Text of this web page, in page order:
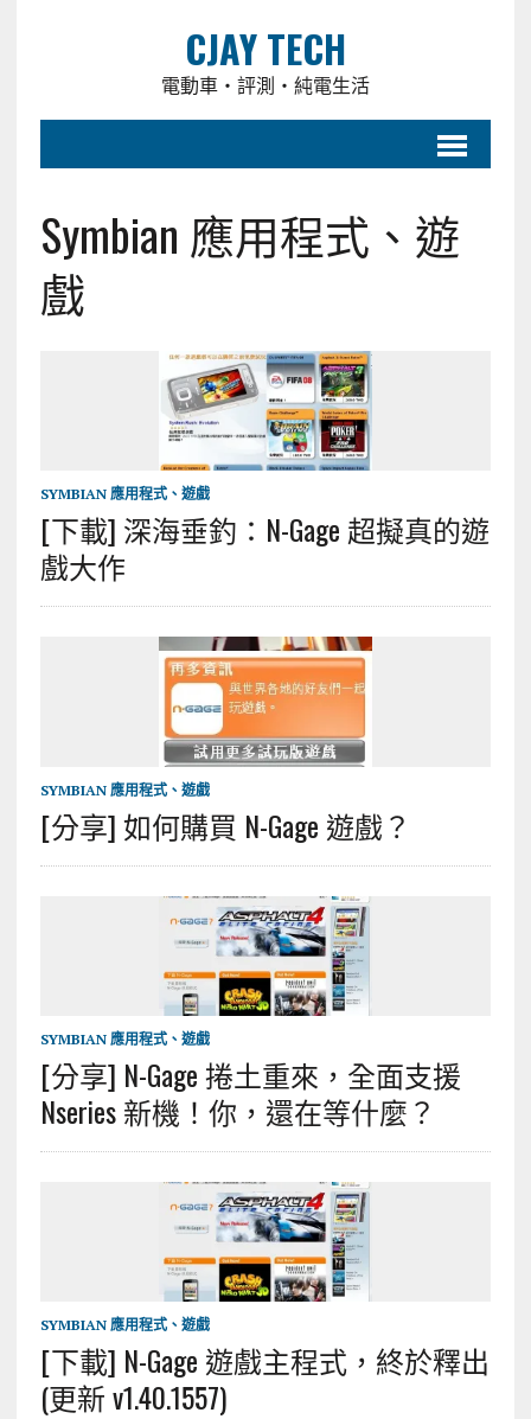
CJAY TECH
電動車・評測・純電生活
Symbian 應用程式、遊
戲
SYMBIAN 應用程式、遊戲
[下載] 深海垂釣：N-Gage 超擬真的遊
戲大作
SYMBIAN 應用程式、遊戲
[分享] 如何購買 N-Gage 遊戲？
SYMBIAN 應用程式、遊戲
[分享] N-Gage 捲土重來，全面支援
Nseries 新機！你，還在等什麼？
SYMBIAN 應用程式、遊戲
[下載] N-Gage 遊戲主程式，終於釋出
(更新 v1.40.1557)